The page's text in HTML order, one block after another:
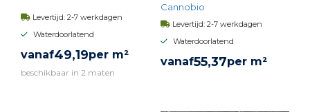
Levertijd: 2-7 werkdagen
Waterdoorlatend
vanaf49,19per m²
beschikbaar in 2 maten
Cannobio
Levertijd: 2-7 werkdagen
Waterdoorlatend
vanaf55,37per m²